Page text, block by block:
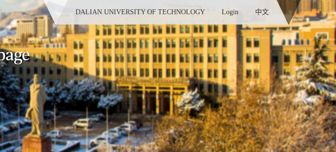
DALIAN UNIVERSITY OF TECHNOLOGY Login 中文